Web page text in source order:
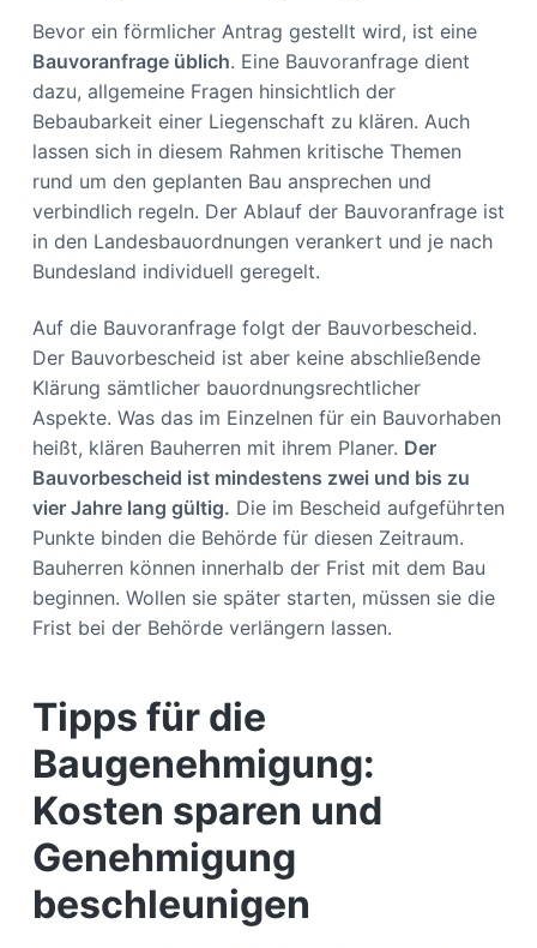
Bevor ein förmlicher Antrag gestellt wird, ist eine
Bauvoranfrage üblich. Eine Bauvoranfrage dient
dazu, allgemeine Fragen hinsichtlich der
Bebaubarkeit einer Liegenschaft zu klären. Auch
lassen sich in diesem Rahmen kritische Themen
rund um den geplanten Bau ansprechen und
verbindlich regeln. Der Ablauf der Bauvoranfrage ist
in den Landesbauordnungen verankert und je nach
Bundesland individuell geregelt.
Auf die Bauvoranfrage folgt der Bauvorbescheid.
Der Bauvorbescheid ist aber keine abschließende
Klärung sämtlicher bauordnungsrechtlicher
Aspekte. Was das im Einzelnen für ein Bauvorhaben
heißt, klären Bauherren mit ihrem Planer. Der
Bauvorbescheid ist mindestens zwei und bis zu
vier Jahre lang gültig. Die im Bescheid aufgeführten
Punkte binden die Behörde für diesen Zeitraum.
Bauherren können innerhalb der Frist mit dem Bau
beginnen. Wollen sie später starten, müssen sie die
Frist bei der Behörde verlängern lassen.
Tipps für die
Baugenehmigung:
Kosten sparen und
Genehmigung
beschleunigen